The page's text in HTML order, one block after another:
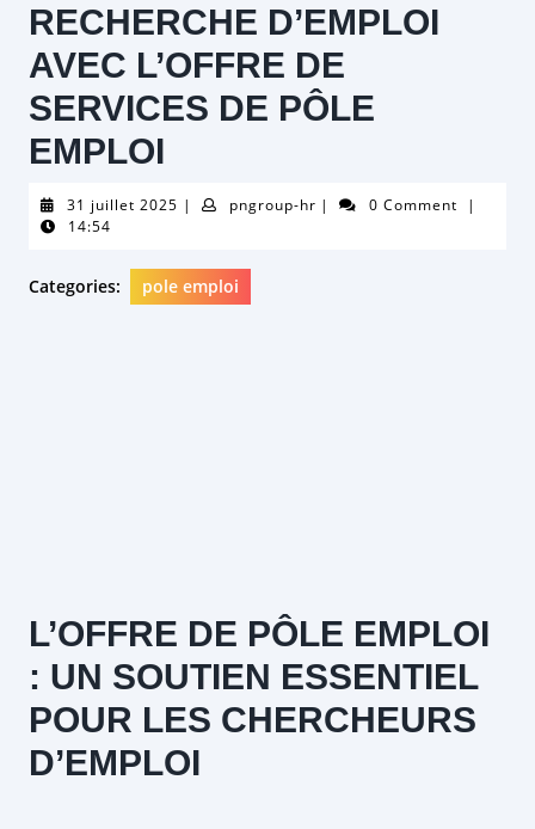
RECHERCHE D’EMPLOI
AVEC L’OFFRE DE
SERVICES DE PÔLE
EMPLOI
31 juillet 2025 31| pngroup-hrpngroup-
| 0 Comment
|
14:54
Categories: pole emploi
L’OFFRE DE PÔLE EMPLOI
: UN SOUTIEN ESSENTIEL
POUR LES CHERCHEURS
D’EMPLOI